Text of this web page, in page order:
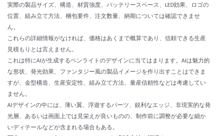
実際の製品サイズ、構造、材質強度、バッテリースペース、LED効果、ロゴの
位置、組み立て方法、梱包要件、注文数量、納期については確認できませ
ん。
これらの詳細情報がなければ、価格はあくまで概算であり、信頼できる生産
見積もりとは言えません。
これは特にAIが生成するペンライトのデザインに当てはまります。AIは魅力的
な形状、発光効果、ファンタジー風の製品イメージを作り出すことはできま
すが、金型構造、生産安定性、組み立て方法、量産信頼性などは考慮してい
ません。
AIデザインの中には、薄い翼、浮遊するパーツ、鋭利なエッジ、非現実的な発
光層、あるいは画面上では見栄えが良いものの、制作前に調整が必要な細か
いディテールなどが含まれる場合もある。